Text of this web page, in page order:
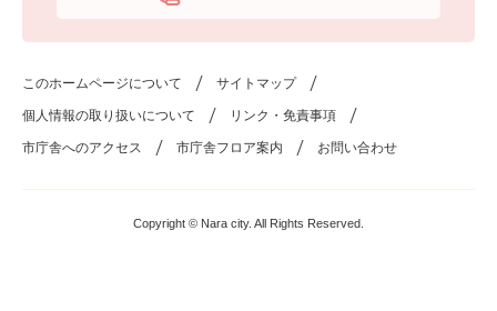
このホームページについて サイトマップ
個人情報の取り扱いについて リンク・免責事項
市庁舎へのアクセス 市庁舎フロア案内 お問い合わせ
Copyright © Nara city. All Rights Reserved.